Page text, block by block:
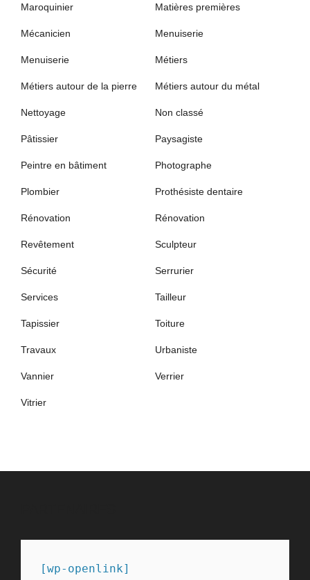
Maroquinier Matières premières
Mécanicien Menuiserie
Menuiserie Métiers
Métiers autour de la pierre Métiers autour du métal
Nettoyage Non classé
Pâtissier Paysagiste
Peintre en bâtiment Photographe
Plombier Prothésiste dentaire
Rénovation Rénovation
Revêtement Sculpteur
Sécurité Serrurier
Services Tailleur
Tapissier Toiture
Travaux Urbaniste
Vannier Verrier
Vitrier
[wp-openlink]